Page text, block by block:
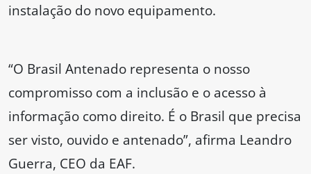
instalação do novo equipamento.
“O Brasil Antenado representa o nosso
compromisso com a inclusão e o acesso à
informação como direito. É o Brasil que precisa
ser visto, ouvido e antenado”, afirma Leandro
Guerra, CEO da EAF.